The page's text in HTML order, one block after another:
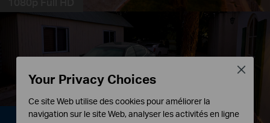
2K 3MP
Your Privacy Choices
Ce site Web utilise des cookies pour améliorer la
navigation sur le site Web, analyser les activités en ligne
Close